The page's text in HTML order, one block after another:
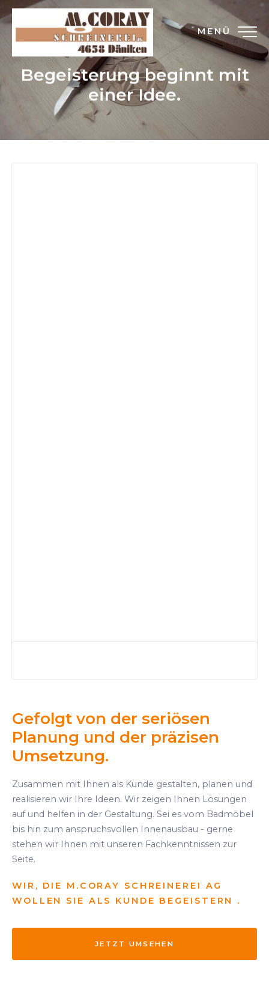
MENÜ
Begeisterung beginnt mit
einer Idee.
Gefolgt von der seriösen
Planung und der präzisen
Umsetzung.
Zusammen mit Ihnen als Kunde gestalten, planen und
realisieren wir Ihre Ideen. Wir zeigen Ihnen Lösungen
auf und helfen in der Gestaltung. Sei es vom Badmöbel
bis hin zum anspruchsvollen Innenausbau - gerne
stehen wir Ihnen mit unseren Fachkenntnissen zur
Seite.
WIR, DIE M.CORAY SCHREINEREI AG
WOLLEN SIE ALS KUNDE BEGEISTERN .
JETZT UMSEHEN